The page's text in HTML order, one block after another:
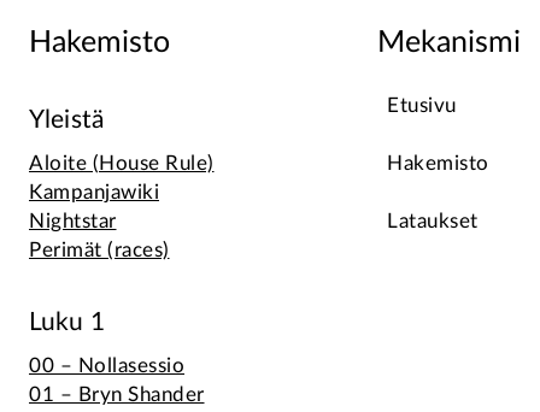
Mekanismi
Etusivu
Hakemisto
Lataukset
Hakemisto
Yleistä
Aloite (House Rule)
Kampanjawiki
Nightstar
Perimät (races)
Luku 1
00 – Nollasessio
01 – Bryn Shander